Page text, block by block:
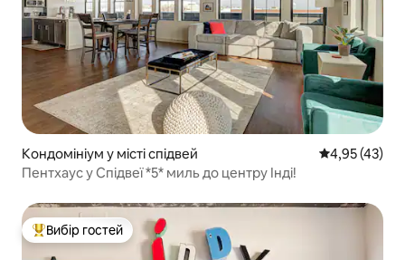
Кондомініум у місті спідвей Середня
4,95 (43)
Пентхаус у Спідвеї *5* миль до центру Інді!
Топ вибір гостей
Вибір гостей